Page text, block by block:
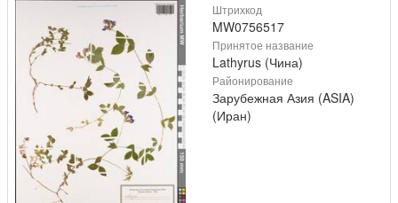
Штрихкод
MW0756517
Принятое название
Lathyrus (Чина)
Районирование
Зарубежная Азия (ASIA)
(Иран)